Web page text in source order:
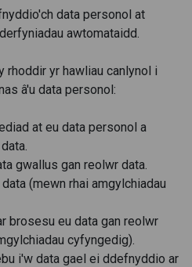
data personol at
awtomataidd.
rhoddir yr hawliau canlynol i
â'u data personol:
at eu data personol a
gwallus gan reolwr data.
(mewn rhai amgylchiadau
brosesu eu data gan reolwr
cyfyngedig).
i'w data gael ei ddefnyddio ar